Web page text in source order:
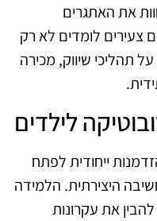
את האתגרים
צעירים לומדים לא רק
תהליכי שיווק, מכירה
לילדים
ייחודית לפתח
היצירתית. הלמידה
את עקרונות